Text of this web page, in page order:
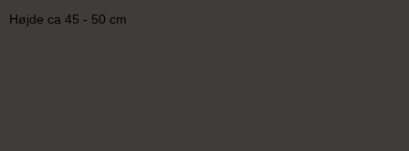
Højde ca 45 - 50 cm